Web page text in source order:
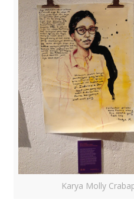
Karya Molly